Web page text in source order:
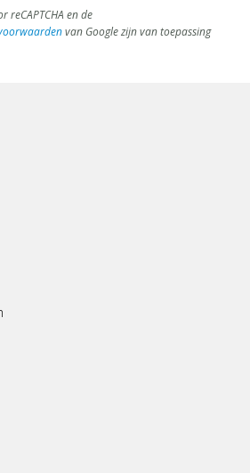
reCAPTCHA en de
van Google zijn van toepassing